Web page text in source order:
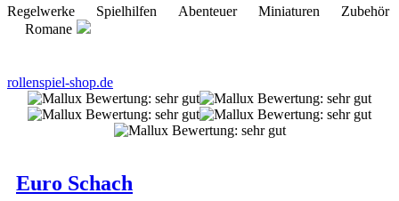
Regelwerke Spielhilfen Abenteuer Miniaturen Zubehör
Romane
rollenspiel-shop.de
Euro Schach